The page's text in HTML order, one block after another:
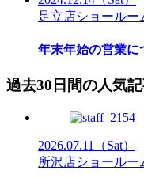
足立店ショール
年末年始の営業に
過去30日間の人気
2026.07.11
（Sat）
所沢店ショールー